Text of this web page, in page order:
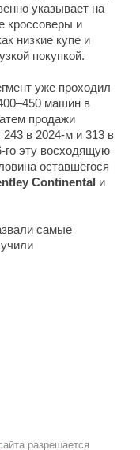
указывает на
кроссоверы и
низкие купе и
покупкой.
уже проходил
машин в
продажи
243 в 2024-м и 313 в
эту восходящую
оставшегося
Continental и
самые
разрешается